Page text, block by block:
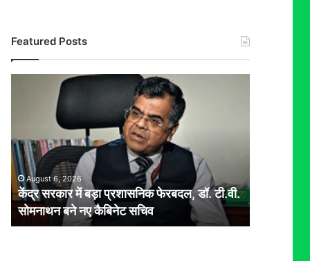
Featured Posts
प्रशासनिक
फेरबदल,
डॉ.
टी.वी.
सोमनाथन
बने
नए
August 6, 2026
केंद्र सरकार में बड़ा प्रशासनिक फेरबदल, डॉ. टी.वी.
सोमनाथन बने नए कैबिनेट सचिव